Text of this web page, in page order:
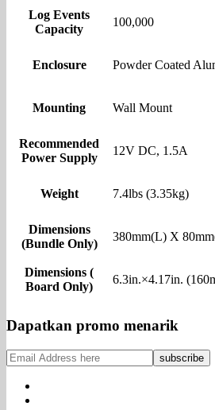
Log Events
Capacity
100,000
Enclosure Powder Coated
Mounting Wall Mount
Recommended
Power Supply
12V DC, 1.5A
Weight 7.4lbs (3.35kg)
Dimensions
(Bundle Only)
380mm(L) X
Dimensions (
Board Only)
6.3in.×4.17in.
Dapatkan promo menarik